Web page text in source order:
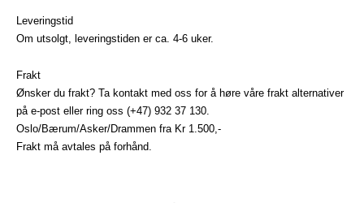
Leveringstid
Om utsolgt, leveringstiden er ca. 4-6 uker.
Frakt
Ønsker du frakt? Ta kontakt med oss for å høre våre frakt alternativer
på e-post eller ring oss (+47) 932 37 130.
Oslo/Bærum/Asker/Drammen fra Kr 1.500,-
Frakt må avtales på forhånd.